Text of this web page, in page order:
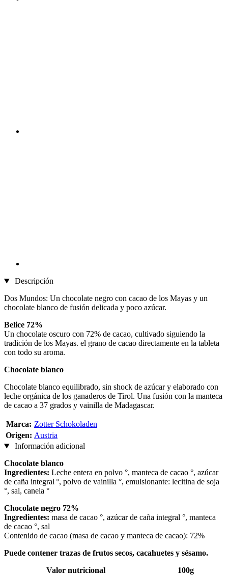
Descripción
Dos Mundos: Un chocolate negro con cacao de los Mayas y un
chocolate blanco de fusión delicada y poco azúcar.
Belice 72%
Un chocolate oscuro con 72% de cacao, cultivado siguiendo la
tradición de los Mayas. el grano de cacao directamente en la tableta
con todo su aroma.
Chocolate blanco
Chocolate blanco equilibrado, sin shock de azúcar y elaborado con
leche orgánica de los ganaderos de Tirol. Una fusión con la manteca
de cacao a 37 grados y vainilla de Madagascar.
Marca: Zotter Schokoladen
Origen: Austria
Información adicional
Chocolate blanco
Ingredientes: Leche entera en polvo °, manteca de cacao °, azúcar
de caña integral º, polvo de vainilla °, emulsionante: lecitina de soja
°, sal, canela °
Chocolate negro 72%
Ingredientes: masa de cacao °, azúcar de caña integral °, manteca
de cacao °, sal
Contenido de cacao (masa de cacao y manteca de cacao): 72%
Puede contener trazas de frutos secos, cacahuetes y sésamo.
Valor nutricional
100g